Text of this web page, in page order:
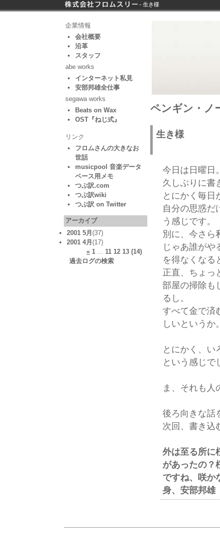
- 生き様
ペンギン・ノ
生き様
今日は日曜日
久しぶりに書
とにかく毎日
自分の思惑だ
う感じです。
別に、今さら
じゃあ誰がや
を得なくなる
正直、ちょっ
部屋の掃除も
るし。
すべて金で済
しいというか
とにかく、い
という感じで
ま、それも人
後ろ向きな話
次回、書き込
外は至る所に
があったの？
ですね、咲か
身、安部邦雄
企業情報
会社概要
沿革
スタッフ
abe works
インターネット私見
安部邦雄全仕事
segawa works
Beats on Wax
OST『ねじ式』
リンク
フロムさんの大きなお
世話
musicpool 音楽データ
ベース用メモ
つぶ訳.com
つぶ訳wiki
つぶ訳 on Twitter
アーカイブ
2001 5月 (37)
2001 4月 (17)
« 1 ... 11 12 13 (14)
過去ログの検索